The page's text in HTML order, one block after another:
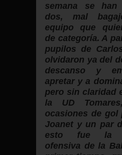
semana se han
dos, mal
equipo que
de categoría. A
pupilos de
olvidaron ya del
descanso y
apretar y a
pero sin claridad
la UD
ocasiones de gol
Joanet y un par
esto fue la
ofensiva de la